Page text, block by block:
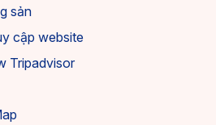
sản
cập website
Tripadvisor